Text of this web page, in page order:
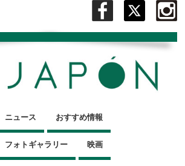
ニュース おすすめ情報
フォトギャラリー 映画